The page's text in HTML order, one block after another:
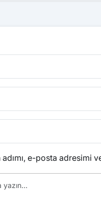
e-posta adresimi